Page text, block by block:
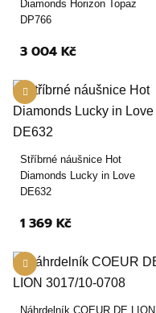
Diamonds Horizon Topaz
DP766
3 004 Kč
Stříbrné náušnice Hot
Diamonds Lucky in Love
DE632
1 369 Kč
Náhrdelník COEUR DE LION